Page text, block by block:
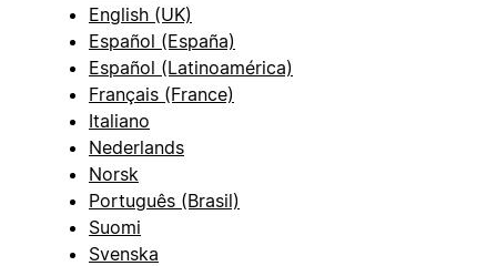
English (UK)
Español (España)
Español (Latinoamérica)
Français (France)
Italiano
Nederlands
Norsk
Português (Brasil)
Suomi
Svenska